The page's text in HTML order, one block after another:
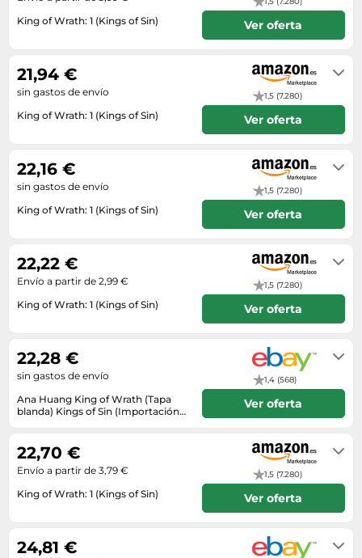
Ropa deportiva y outdoor
Zapatillas de tenis
Zapatillas deportivas
Perfumes de mujer
Placer y anticoncepción
Productos de higiene corporal
Productos para baño y ducha
Sets de belleza
Media
Monitores y pantallas ordenador
Máquinas de afeitar
Móviles
Placas de cocina
TV, vídeo y DVD
Tablets
Televisores
Playmobil
Relojes
Sneakers
Tejer y crochet
Zapatillas de atletismo
Zapatos
Zapatos de invierno
Zapatos mujer
King of Wrath: 1 (Kings of Sin) Ver oferta
King of Wrath: 1 (Kings of Sin)
1,5 (7.280)
21,94 €
sin gastos de envío
Ver oferta
King of Wrath: 1 (Kings of Sin)
1,5 (7.280)
22,16 €
sin gastos de envío
Ver oferta
King of Wrath: 1 (Kings of Sin)
1,5 (7.280)
22,22 €
Envío a partir de 2,99 €
Ver oferta
Ana Huang King of Wrath (Tapa
blanda) Kings of Sin (Importación
1,4 (568)
22,28 €
sin gastos de envío
Ver oferta
King of Wrath: 1 (Kings of Sin)
1,5 (7.280)
22,70 €
Envío a partir de 3,79 €
Ver oferta
24,81 €